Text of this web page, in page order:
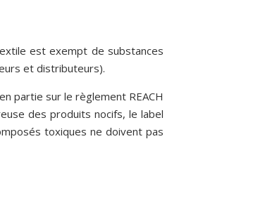
est exempt de substances
et distributeurs).
partie sur le règlement REACH
des produits nocifs, le label
toxiques ne doivent pas